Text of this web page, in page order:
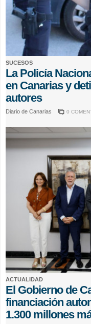
SUCESOS
La Policía
en Canarias y
autores
Diario de Canarias 0
ACTUALIDAD
El Gobierno de
financiación
1.300 millones